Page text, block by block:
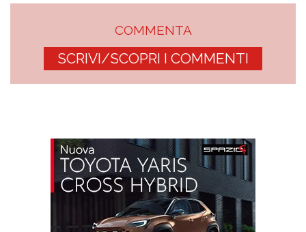
COMMENTA
SCRIVI/SCOPRI I COMMENTI